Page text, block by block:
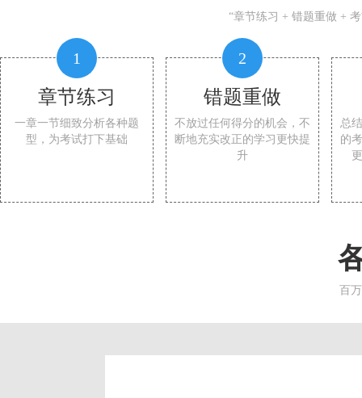
“章节练习 + 错题重做 +
1
章节练习
一章一节细致分析各种题
型，为考试打下基础
2
错题重做
不放过任何得分的机会，不
断地充实改正的学习更快提
升
总
的
百